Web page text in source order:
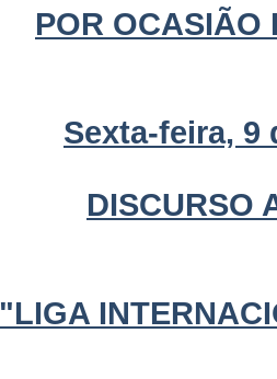
POR OCASIÃO
Sexta-feira, 9
DISCURSO
"LIGA